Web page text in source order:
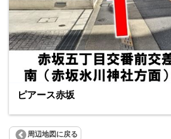
ピアース赤坂
周辺地図に戻る